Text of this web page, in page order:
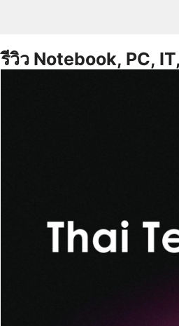
รีวิว Notebook, PC,